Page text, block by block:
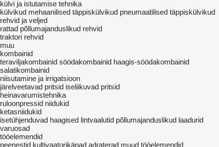
külvi ja istutamise tehnika
külvikud mehaanilised täppiskülvikud pneumaatilised täppiskülvikud
rehvid ja veljed
rattad põllumajanduslikud rehvid
traktori rehvid
muu
kombainid
teraviljakombainid söödakombainid haagis-söödakombainid
salatikombainid
niisutamine ja irrigatsioon
järelveetavad pritsid iseliikuvad pritsid
heinavarumistehnika
ruloonpressid niidukid
ketasniidukid
isetühjenduvad haagised lintvaalutid põllumajanduslikud laadurid
varuosad
tööelemendid
peenestid kultivaatorikäpad adraterad muud tööelemendid